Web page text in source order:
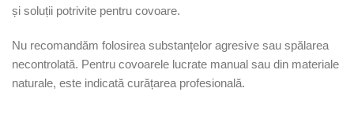
și soluții potrivite pentru covoare.
Nu recomandăm folosirea substanțelor agresive sau spălarea
necontrolată. Pentru covoarele lucrate manual sau din materiale
naturale, este indicată curățarea profesională.